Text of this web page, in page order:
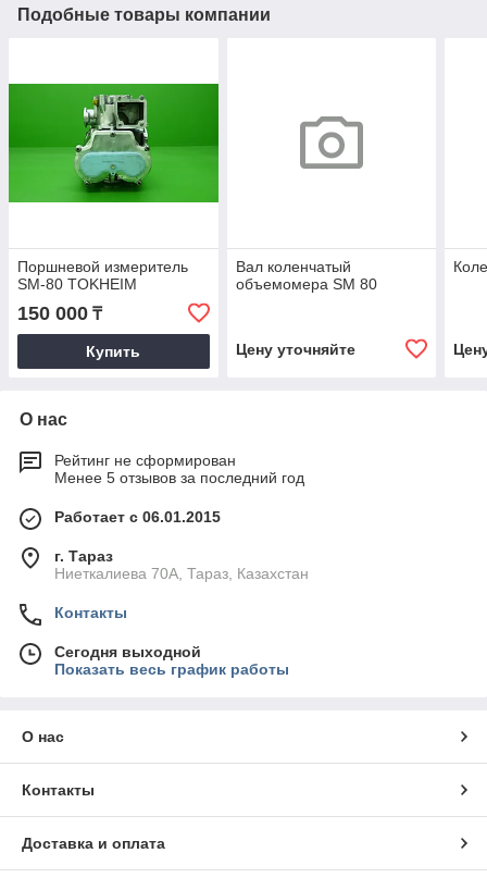
Подобные товары компании
Поршневой измеритель
SM-80 TOKHEIM
150 000 ₸
Купить
Вал коленчатый
объемомера SM 80
Цену уточняйте
О нас
Рейтинг не сформирован
Менее 5 отзывов за последний год
Работает с 06.01.2015
г. Тараз
Ниеткалиева 70А, Тараз, Казахстан
Контакты
Сегодня выходной
Показать весь график работы
О нас
Контакты
Доставка и оплата